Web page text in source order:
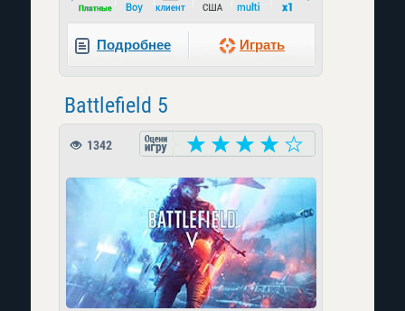
Подробнее Играть
Battlefield 5
1342